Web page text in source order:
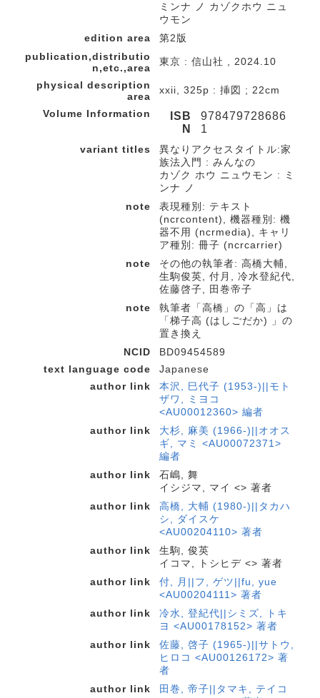
ミンナ ノ カゾクホウ ニュ
ウモン
edition area
第2版
publication,distributio
n,etc.,area
東京 : 信山社 , 2024.10
physical description
area
xxii, 325p : 挿図 ; 22cm
Volume Information
ISB
N
978479728686
1
variant titles
異なりアクセスタイトル:家
族法入門 : みんなの
カゾク ホウ ニュウモン : ミ
ンナ ノ
note
表現種別: テキスト
(ncrcontent), 機器種別: 機
器不用 (ncrmedia), キャリ
ア種別: 冊子 (ncrcarrier)
note
その他の執筆者: 高橋大輔,
生駒俊英, 付月, 冷水登紀代,
佐藤啓子, 田巻帝子
note
執筆者「高橋」の「高」は
「梯子高 (はしごだか) 」の
置き換え
NCID
BD09454589
text language code
Japanese
author link
本沢, 巳代子 (1953-)||モト
ザワ, ミヨコ
<AU00012360> 編者
author link
大杉, 麻美 (1966-)||オオス
ギ, マミ <AU00072371>
編者
author link
石嶋, 舞
イシジマ, マイ <> 著者
author link
高橋, 大輔 (1980-)||タカハ
シ, ダイスケ
<AU00204110> 著者
author link
生駒, 俊英
イコマ, トシヒデ <> 著者
author link
付, 月||フ, ゲツ||fu, yue
<AU00204111> 著者
author link
冷水, 登紀代||シミズ, トキ
ヨ <AU00178152> 著者
author link
佐藤, 啓子 (1965-)||サトウ,
ヒロコ <AU00126172> 著
者
author link
田巻, 帝子||タマキ, テイコ